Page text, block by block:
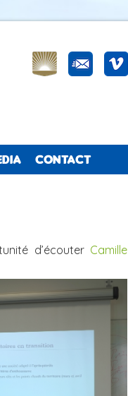
CONTACT
d’écouter Camille